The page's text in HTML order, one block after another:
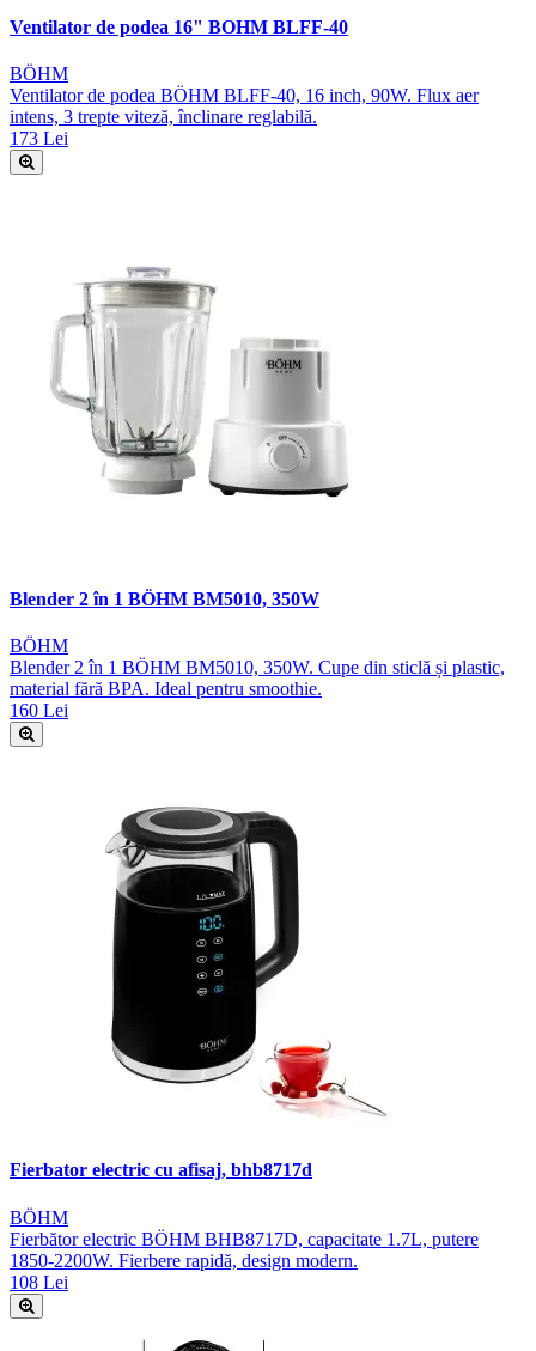
Ventilator de podea 16" BOHM BLFF-40
BÖHM
Ventilator de podea BÖHM BLFF-40, 16 inch, 90W. Flux aer
intens, 3 trepte viteză, înclinare reglabilă.
173 Lei
Blender 2 în 1 BÖHM BM5010, 350W
BÖHM
Blender 2 în 1 BÖHM BM5010, 350W. Cupe din sticlă și plastic,
material fără BPA. Ideal pentru smoothie.
160 Lei
Fierbator electric cu afisaj, bhb8717d
BÖHM
Fierbător electric BÖHM BHB8717D, capacitate 1.7L, putere
1850-2200W. Fierbere rapidă, design modern.
108 Lei